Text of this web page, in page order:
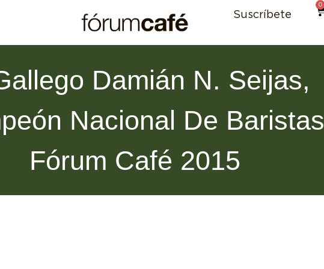
Suscríbete
0
Damián N. Seijas,
Nacional De Baristas
Fórum Café 2015